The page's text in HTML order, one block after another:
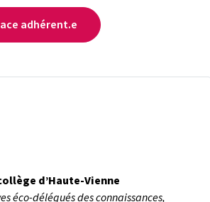
adhérent.e
d’Haute-Vienne
éco-délégués des connaissances,